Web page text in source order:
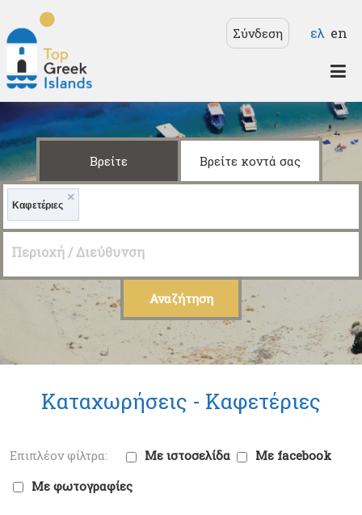
κυρίως περιεχόμενο
Top
Greek
Islands
Σύνδεση ελ en
Βρείτε Βρείτε κοντά σας
×
Καφετέριες
Περιοχή / Διεύθυνση
Καταχωρήσεις - Καφετέριες
Με ιστοσελίδα
Με facebook
Με φωτογραφίες